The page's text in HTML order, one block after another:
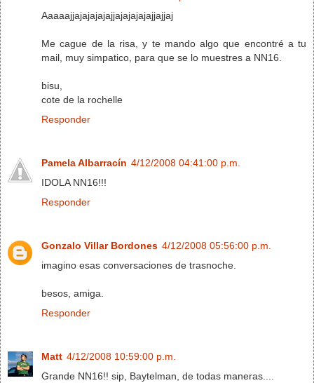
Aaaaajjajajajajajjajajajajajjajjaj
Me cague de la risa, y te mando algo que encontré a tu
mail, muy simpatico, para que se lo muestres a NN16.
bisu,
cote de la rochelle
Responder
Pamela Albarracín 4/12/2008 04:41:00 p.m.
IDOLA NN16!!!
Responder
Gonzalo Villar Bordones 4/12/2008 05:56:00 p.m.
imagino esas conversaciones de trasnoche.
besos, amiga.
Responder
Matt 4/12/2008 10:59:00 p.m.
Grande NN16!! sip, Baytelman, de todas maneras....